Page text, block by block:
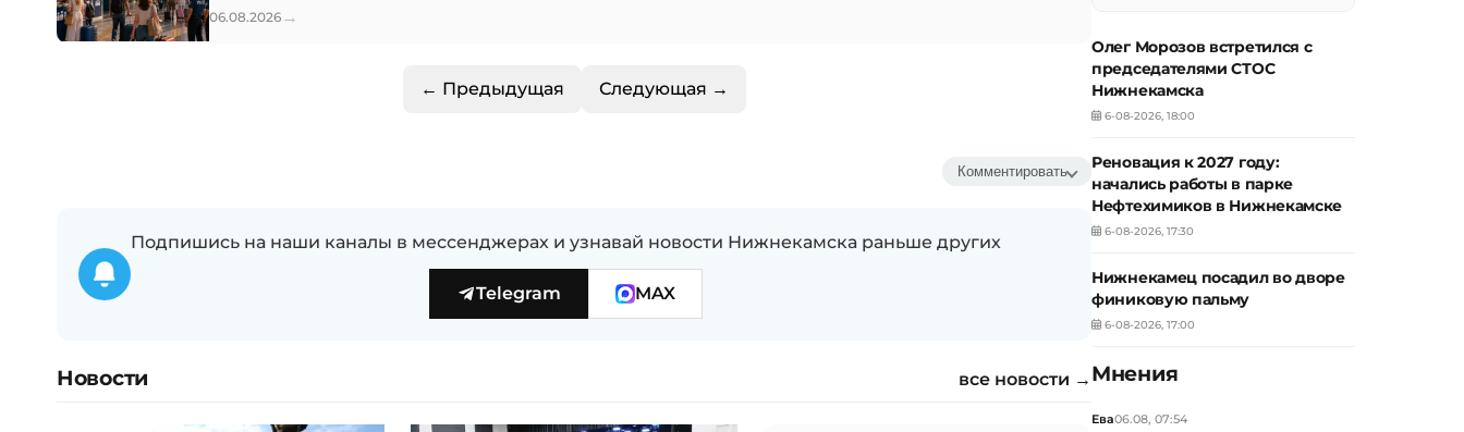
06.08.2026 →
← Предыдущая Следующая →
Комментировать
Подпишись на наши каналы в мессенджерах и узнавай новости Нижнекамска раньше других
Telegram MAX
Новости все новости →
Олег Морозов встретился с
председателями СТОС
Нижнекамска
6-08-2026, 18:00
Реновация к 2027 году:
начались работы в парке
Нефтехимиков в Нижнекамске
6-08-2026, 17:30
Нижнекамец посадил во дворе
финиковую пальму
6-08-2026, 17:00
Мнения
Ева06.08, 07:54